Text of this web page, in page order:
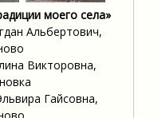
моего села»
Альбертович,
Викторовна,
Гайсовна,